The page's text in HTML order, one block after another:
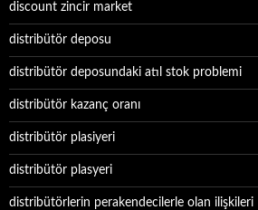
discount zincir market
distribütör deposu
distribütör deposundaki atıl stok problemi
distribütör kazanç oranı
distribütör plasiyeri
distribütör plasyeri
distribütörlerin perakendecilerle olan ilişkileri